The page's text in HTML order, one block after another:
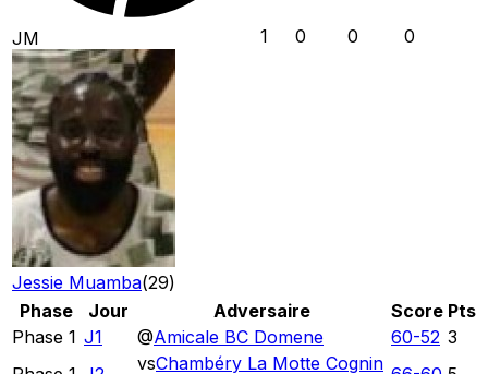
JM
Jessie Muamba(29)
1 0 0 0
Phase Jour Adversaire Score Pts
Phase 1 J1 @Amicale BC Domene 60-52 3
vsChambéry La Motte Cognin